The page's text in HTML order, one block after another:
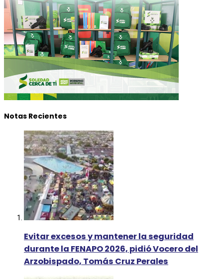
Notas Recientes
Evitar excesos y mantener la seguridad
durante la FENAPO 2026, pidió Vocero del
Arzobispado, Tomás Cruz Perales